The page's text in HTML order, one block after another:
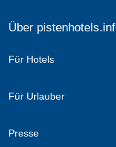
Über
Für Hotels
Für Urlauber
Presse